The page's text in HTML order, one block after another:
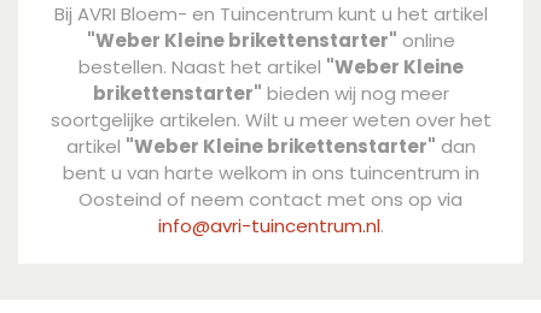
Bij AVRI Bloem- en Tuincentrum kunt u het artikel
"Weber Kleine brikettenstarter" online
bestellen. Naast het artikel "Weber Kleine
brikettenstarter" bieden wij nog meer
soortgelijke artikelen. Wilt u meer weten over het
artikel "Weber Kleine brikettenstarter" dan
bent u van harte welkom in ons tuincentrum in
Oosteind of neem contact met ons op via
info@avri-tuincentrum.nl.